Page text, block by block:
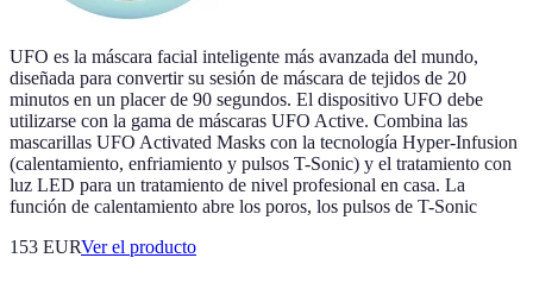
UFO es la máscara facial inteligente más avanzada del mundo,
diseñada para convertir su sesión de máscara de tejidos de 20
minutos en un placer de 90 segundos. El dispositivo UFO debe
utilizarse con la gama de máscaras UFO Active. Combina las
mascarillas UFO Activated Masks con la tecnología Hyper-Infusion
(calentamiento, enfriamiento y pulsos T-Sonic) y el tratamiento con
luz LED para un tratamiento de nivel profesional en casa. La
función de calentamiento abre los poros, los pulsos de T-Sonic
153 EURVer el producto